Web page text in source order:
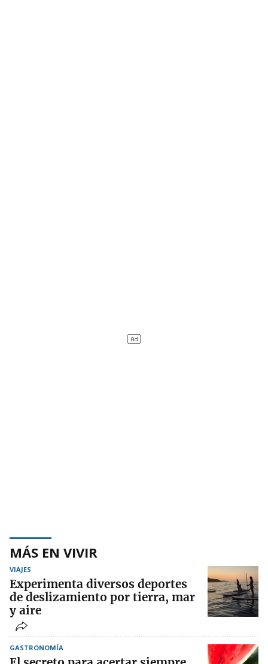
MÁS EN VIVIR
VIAJES
Experimenta diversos deportes
de deslizamiento por tierra, mar
y aire
GASTRONOMÍA